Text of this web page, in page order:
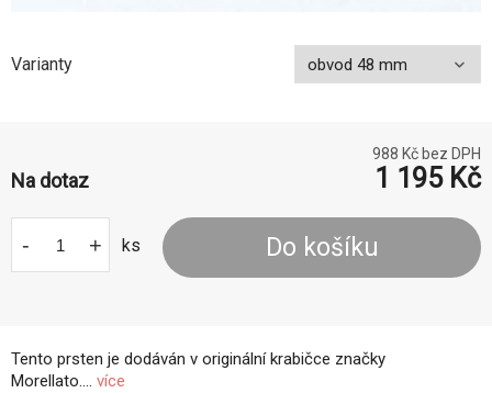
Tento prsten je dodáván v originální krabičce značky
Morellato.... více
Varianty
988 Kč bez DPH
Na dotaz 1 195Kč
- + ks Do košíku